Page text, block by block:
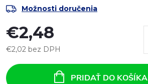
Možnosti doručenia
€2,48
€2,02 bez DPH
cena:
PRIDAŤ DO KOŠÍKA